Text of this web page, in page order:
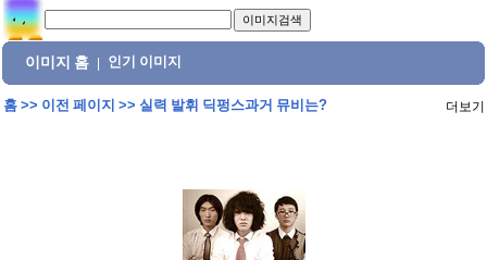
이미지 홈 인기 이미지
홈>> 이전 페이지 >> 실력 발휘 딕펑스과거 뮤비는? 더보기